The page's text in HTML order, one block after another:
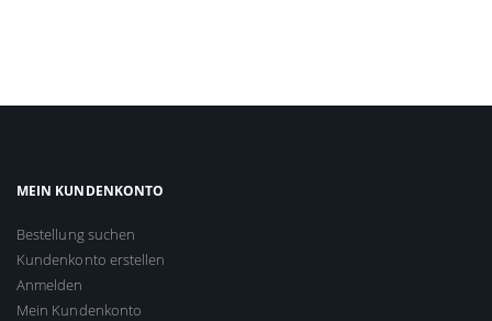
MEIN KUNDENKONTO
Bestellung suchen
Kundenkonto erstellen
Anmelden
Mein Kundenkonto